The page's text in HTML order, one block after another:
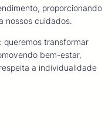
proporcionando
nossos cuidados.
queremos transformar
bem-estar,
a individualidade